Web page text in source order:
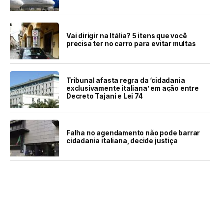
Vai dirigir na Itália? 5 itens que você
precisa ter no carro para evitar multas
Tribunal afasta regra da ‘cidadania
exclusivamente italiana’ em ação entre
Decreto Tajani e Lei 74
Falha no agendamento não pode barrar
cidadania italiana, decide justiça